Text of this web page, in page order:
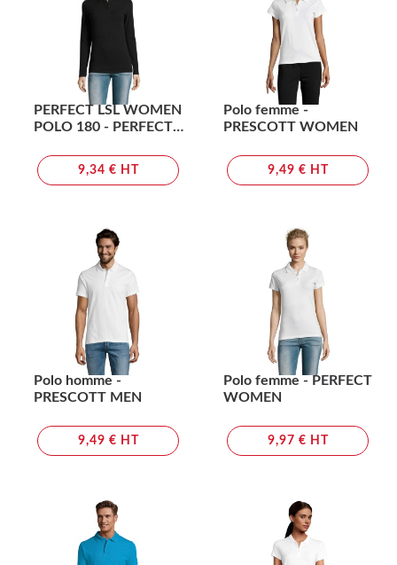
PERFECT LSL WOMEN
POLO 180 - PERFECT
9,34 € HT
Polo femme -
PRESCOTT WOMEN
9,49 € HT
Polo homme -
PRESCOTT MEN
9,49 € HT
Polo femme - PERFECT
WOMEN
9,97 € HT